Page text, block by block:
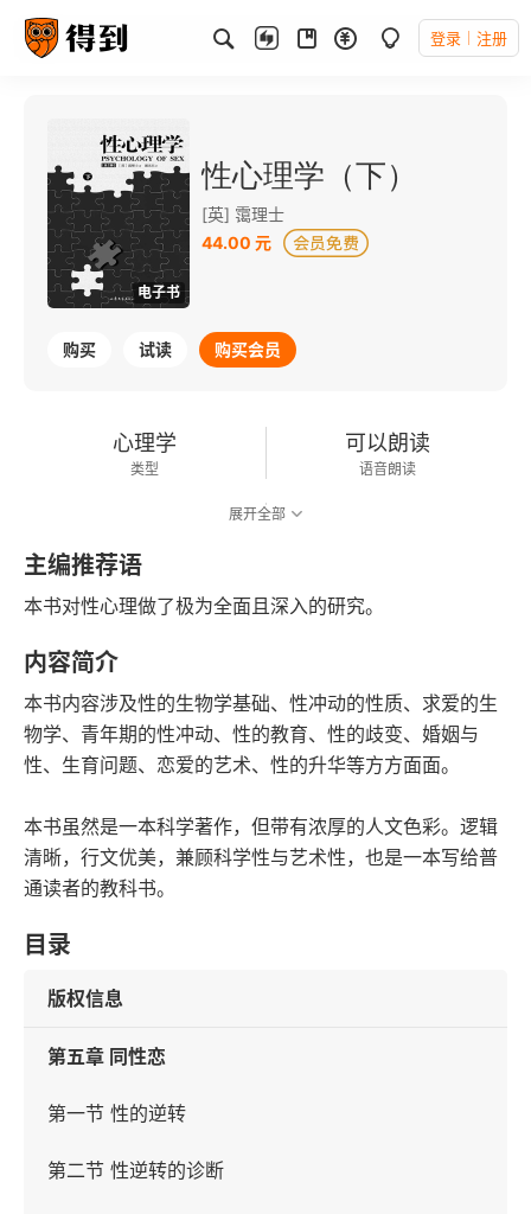
登录 注册
电子书
性心理学（下）
[英] 霭理士
44.00 元
购买 试读 购买会员
心理学
类型
可以朗读
语音朗读
展开全部
主编推荐语
本书对性心理做了极为全面且深入的研究。
内容简介
本书内容涉及性的生物学基础、性冲动的性质、求爱的生
物学、青年期的性冲动、性的教育、性的歧变、婚姻与
性、生育问题、恋爱的艺术、性的升华等方方面面。
本书虽然是一本科学著作，但带有浓厚的人文色彩。逻辑
清晰，行文优美，兼顾科学性与艺术性，也是一本写给普
通读者的教科书。
目录
版权信息
第五章 同性恋
第一节 性的逆转
第二节 性逆转的诊断